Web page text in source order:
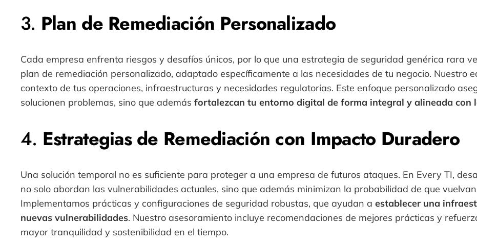
3. Plan de Remediación Personalizado
Cada empresa enfrenta riesgos y desafíos únicos, por lo que una estrategia de seguridad genérica rara
plan de remediación personalizado, adaptado específicamente a las necesidades de tu negocio. Nuestro
contexto de tus operaciones, infraestructuras y necesidades regulatorias. Este enfoque personalizado
solucionen problemas, sino que además fortalezcan tu entorno digital de forma integral y alineada con
4. Estrategias de Remediación con Impacto Duradero
Una solución temporal no es suficiente para proteger a una empresa de futuros ataques. En Every TI,
no solo abordan las vulnerabilidades actuales, sino que además minimizan la probabilidad de que
Implementamos prácticas y configuraciones de seguridad robustas, que ayudan a establecer una
nuevas vulnerabilidades. Nuestro asesoramiento incluye recomendaciones de mejores prácticas y
mayor tranquilidad y sostenibilidad en el tiempo.